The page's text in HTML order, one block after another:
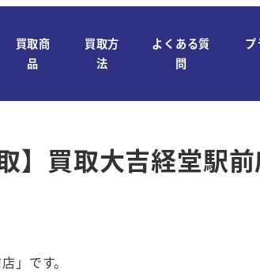
買取商
品
買取方
法
よくある質
問
プ
買取大吉経堂駅
」です。